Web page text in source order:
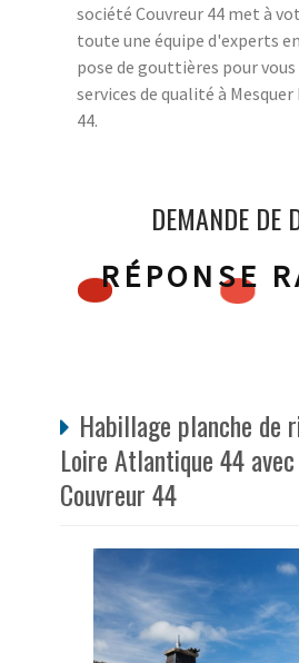
société Couvreur 44 met à
toute une équipe d'experts
pose de gouttières pour
services de qualité à
44.
DEMANDE DE
RÉPONSE
Habillage planche de
Loire Atlantique 44
Couvreur 44